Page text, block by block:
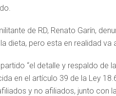
de RD, Renato Garín,
dieta, pero esta en realidad va
“el detalle y respaldo de
en el artículo 39 de la Ley
y no afiliados, junto con